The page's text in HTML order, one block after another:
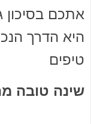
אתכם בסיכון
היא הדרך
טיפים
שינה טובה